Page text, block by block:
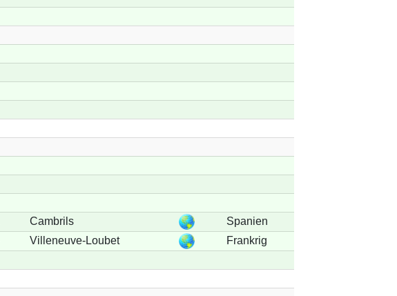
Cambrils
Spanien
Villeneuve-Loubet
Frankrig